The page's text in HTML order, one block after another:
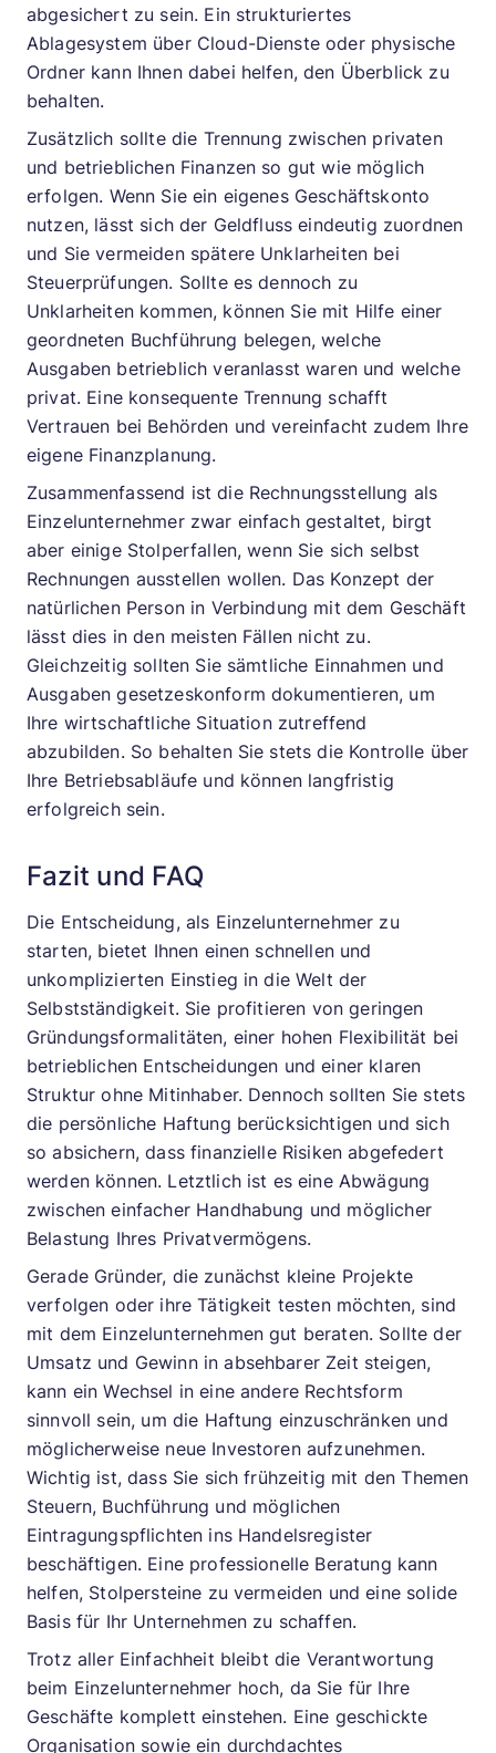
abgesichert zu sein. Ein strukturiertes
Ablagesystem über Cloud-Dienste oder physische
Ordner kann Ihnen dabei helfen, den Überblick zu
behalten.
Zusätzlich sollte die Trennung zwischen privaten
und betrieblichen Finanzen so gut wie möglich
erfolgen. Wenn Sie ein eigenes Geschäftskonto
nutzen, lässt sich der Geldfluss eindeutig zuordnen
und Sie vermeiden spätere Unklarheiten bei
Steuerprüfungen. Sollte es dennoch zu
Unklarheiten kommen, können Sie mit Hilfe einer
geordneten Buchführung belegen, welche
Ausgaben betrieblich veranlasst waren und welche
privat. Eine konsequente Trennung schafft
Vertrauen bei Behörden und vereinfacht zudem Ihre
eigene Finanzplanung.
Zusammenfassend ist die Rechnungsstellung als
Einzelunternehmer zwar einfach gestaltet, birgt
aber einige Stolperfallen, wenn Sie sich selbst
Rechnungen ausstellen wollen. Das Konzept der
natürlichen Person in Verbindung mit dem Geschäft
lässt dies in den meisten Fällen nicht zu.
Gleichzeitig sollten Sie sämtliche Einnahmen und
Ausgaben gesetzeskonform dokumentieren, um
Ihre wirtschaftliche Situation zutreffend
abzubilden. So behalten Sie stets die Kontrolle über
Ihre Betriebsabläufe und können langfristig
erfolgreich sein.
Fazit und FAQ
Die Entscheidung, als Einzelunternehmer zu
starten, bietet Ihnen einen schnellen und
unkomplizierten Einstieg in die Welt der
Selbstständigkeit. Sie profitieren von geringen
Gründungsformalitäten, einer hohen Flexibilität bei
betrieblichen Entscheidungen und einer klaren
Struktur ohne Mitinhaber. Dennoch sollten Sie stets
die persönliche Haftung berücksichtigen und sich
so absichern, dass finanzielle Risiken abgefedert
werden können. Letztlich ist es eine Abwägung
zwischen einfacher Handhabung und möglicher
Belastung Ihres Privatvermögens.
Gerade Gründer, die zunächst kleine Projekte
verfolgen oder ihre Tätigkeit testen möchten, sind
mit dem Einzelunternehmen gut beraten. Sollte der
Umsatz und Gewinn in absehbarer Zeit steigen,
kann ein Wechsel in eine andere Rechtsform
sinnvoll sein, um die Haftung einzuschränken und
möglicherweise neue Investoren aufzunehmen.
Wichtig ist, dass Sie sich frühzeitig mit den Themen
Steuern, Buchführung und möglichen
Eintragungspflichten ins Handelsregister
beschäftigen. Eine professionelle Beratung kann
helfen, Stolpersteine zu vermeiden und eine solide
Basis für Ihr Unternehmen zu schaffen.
Trotz aller Einfachheit bleibt die Verantwortung
beim Einzelunternehmer hoch, da Sie für Ihre
Geschäfte komplett einstehen. Eine geschickte
Organisation sowie ein durchdachtes